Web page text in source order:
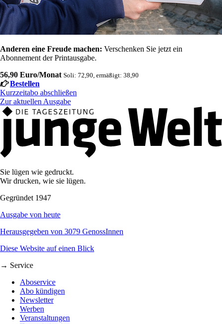
Anderen eine Freude machen: Verschenken Sie jetzt ein
Abonnement der Printausgabe.
56,90 Euro/Monat Soli: 72,90, ermäßigt: 38,90
Bestellen
Kurzzeitabo abschließen
Zur aktuellen Ausgabe
Sie lügen wie gedruckt.
Wir drucken, wie sie lügen.
Gegründet 1947
Ausgabe von heute
Herausgegeben von 3079 GenossInnen
Diese Website auf einen Blick
→ Service
Aboservice
Abo kündigen
Newsletter
Werben
Veranstaltungen